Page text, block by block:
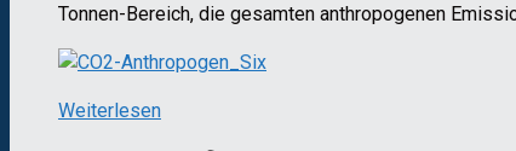
Tonnen-Bereich, die gesamten anthropogenen
Weiterlesen